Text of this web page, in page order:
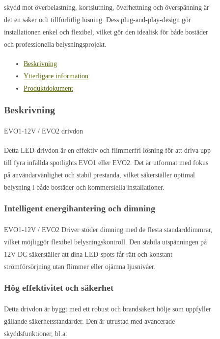
skydd mot överbelastning, kortslutning, överhettning och överspänning är
det en säker och tillförlitlig lösning. Dess plug-and-play-design gör
installationen enkel och flexibel, vilket gör den idealisk för både bostäder
och professionella belysningsprojekt.
Beskrivning
Ytterligare information
Produktdokument
Beskrivning
EVO1-12V / EVO2 drivdon
Detta LED-drivdon är en effektiv och flimmerfri lösning för att driva upp
till fyra infällda spotlights EVO1 eller EVO2. Det är utformat med fokus
på användarvänlighet och stabil prestanda, vilket säkerställer optimal
belysning i både bostäder och kommersiella installationer.
Intelligent energihantering och dimning
EVO1-12V / EVO2 Driver stöder dimning med de flesta standarddimmrar,
vilket möjliggör flexibel belysningskontroll. Den stabila utspänningen på
12V DC säkerställer att dina LED-spots får rätt och konstant
strömförsörjning utan flimmer eller ojämna ljusnivåer.
Hög effektivitet och säkerhet
Detta drivdon är byggt med ett robust och brandsäkert hölje som uppfyller
gällande säkerhetsstandarder. Den är utrustad med avancerade
skyddsfunktioner, bl.a: